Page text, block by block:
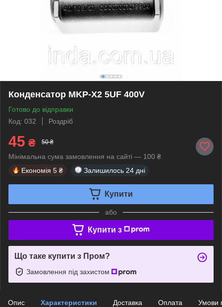
Конденсатор MKP-X2 5UF 400V
Готово до відправки
Код: 032
Роздріб
45 ₴ 50 ₴
Мінімальна сума замовлення на сайті — 100 ₴
Економія 5 ₴ Залишилось 24 дні
Купити
або
Купити з
Що таке купити з Пром?
Замовлення під захистом
Опис Характеристики Доставка Оплата Умови